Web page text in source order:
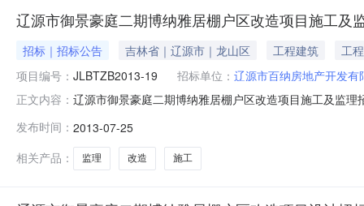
辽源市御景豪庭二期博纳雅居棚户区改造项目施工及
招标｜招标公告 吉林省｜辽源市｜龙山区 工程建筑
工程
项目编号： JLBTZB2013-19 招标单位： 辽源市百纳房地产开发有
正文内容： 辽源市御景豪庭二期博纳雅居棚户区改造项目施工及监
招标项目编号:JLBTZB2013-19一.招标条件本项目辽源
发布时间： 2013-07-25
相关产品：
监理 改造 施工